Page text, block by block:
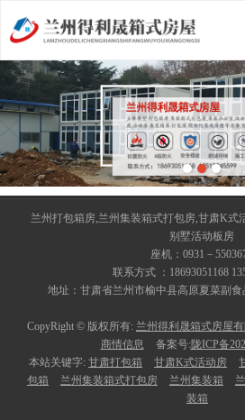
兰州打包箱房,兰州集装箱式打包房,甘肃K式
别墅活动板房
座机：0931－
联系方式 ：18693051168
地址：甘肃省兰州市榆中县高原夏菜副
CopyRight © 版权所有: 兰州得利晟箱式房屋有
商情信息
备案号: 陇ICP备
本站关键字: 甘肃打包箱 甘肃K式活动房
包箱
兰州集装箱式打包房 兰州集装箱
装箱